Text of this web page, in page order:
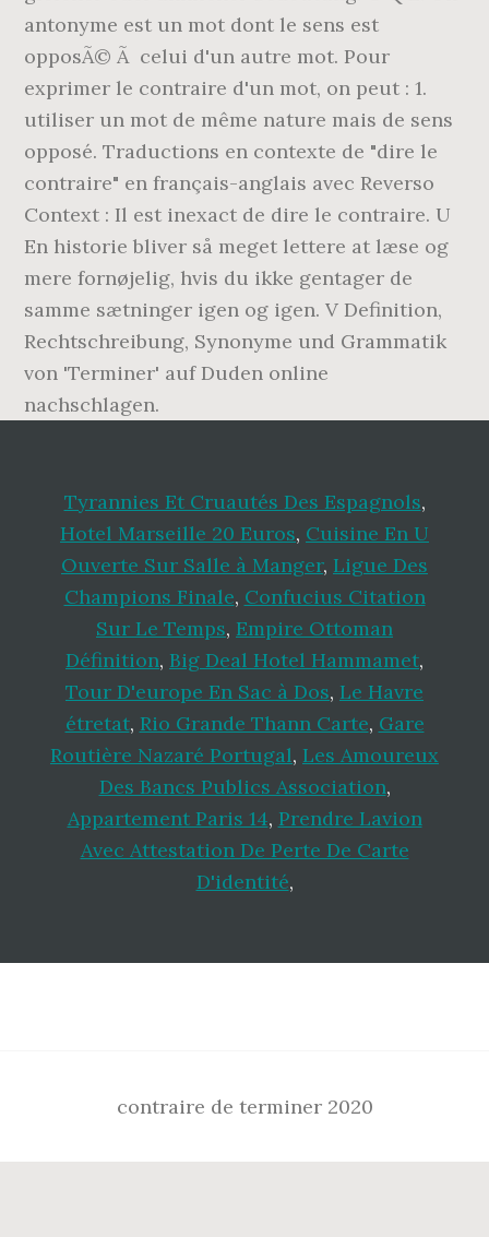
Tyrannies Et Cruautés Des Espagnols,
Hotel Marseille 20 Euros, Cuisine En U
Ouverte Sur Salle à Manger, Ligue Des
Champions Finale, Confucius Citation
Sur Le Temps, Empire Ottoman
Définition, Big Deal Hotel Hammamet,
Tour D'europe En Sac à Dos, Le Havre
étretat, Rio Grande Thann Carte, Gare
Routière Nazaré Portugal, Les Amoureux
Des Bancs Publics Association,
Appartement Paris 14, Prendre Lavion
Avec Attestation De Perte De Carte
D'identité,
contraire de terminer 2020